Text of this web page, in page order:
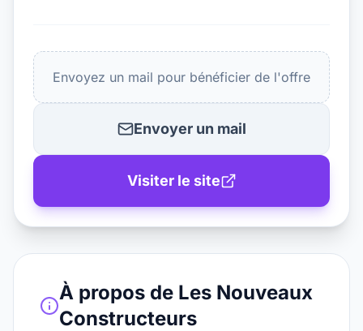
Envoyez un mail pour bénéficier de l'offre
Envoyer un mail
Visiter le site
À propos de Les Nouveaux
Constructeurs